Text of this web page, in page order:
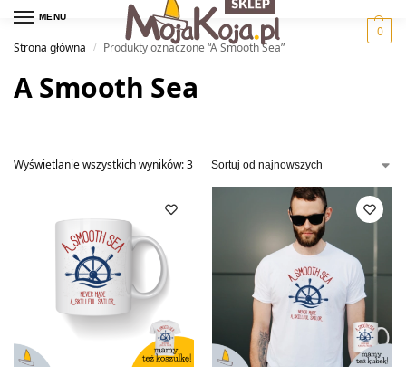
MENU
0
Strona główna
/ Produkty oznaczone “A Smooth Sea”
A Smooth Sea
Wyświetlanie wszystkich wyników: 3